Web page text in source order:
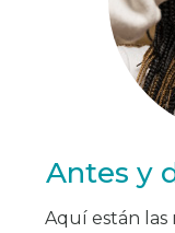
Antes y
Aquí están las